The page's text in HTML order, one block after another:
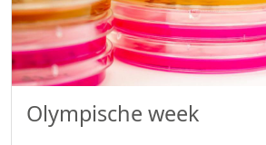
Olympische week